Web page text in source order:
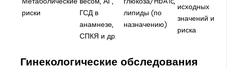
риски
ГСД в
анамнезе,
СПКЯ и др.
липиды (по
назначению)
исходных
значений и
риска
Гинекологические обследования